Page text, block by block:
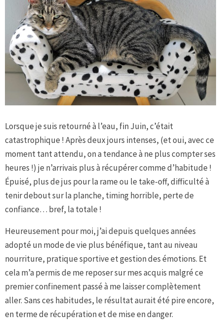
Lorsque je suis retourné à l’eau, fin Juin, c’était
catastrophique ! Après deux jours intenses, (et oui, avec ce
moment tant attendu, on a tendance à ne plus compter ses
heures !) je n’arrivais plus à récupérer comme d’habitude !
Épuisé, plus de jus pour la rame ou le take-off, difficulté à
tenir debout sur la planche, timing horrible, perte de
confiance… bref, la totale !
Heureusement pour moi, j’ai depuis quelques années
adopté un mode de vie plus bénéfique, tant au niveau
nourriture, pratique sportive et gestion des émotions. Et
cela m’a permis de me reposer sur mes acquis malgré ce
premier confinement passé à me laisser complètement
aller. Sans ces habitudes, le résultat aurait été pire encore,
en terme de récupération et de mise en danger.